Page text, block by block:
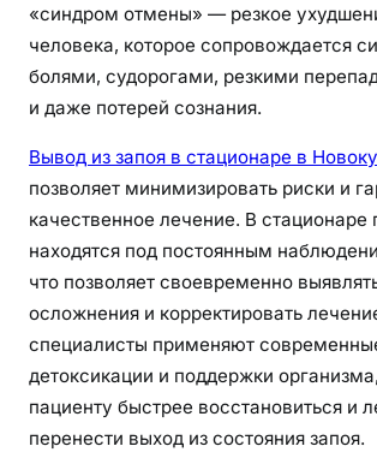
«синдром отмены» — резкое
человека, которое сопровождается
болями, судорогами, резкими
и даже потерей сознания.
Вывод из запоя в стационаре в
позволяет минимизировать риски и
качественное лечение. В стационаре
находятся под постоянным
что позволяет своевременно
осложнения и корректировать
специалисты применяют
детоксикации и поддержки
пациенту быстрее восстановиться и
перенести выход из состояния запоя.